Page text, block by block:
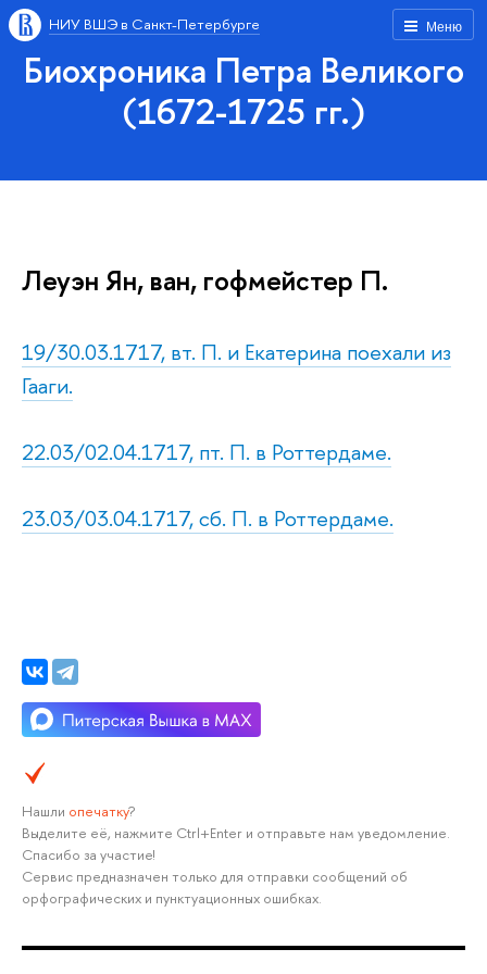
Меню
НИУ ВШЭ в Санкт-Петербурге
Биохроника Петра Великого
(1672-1725 гг.)
Леуэн Ян, ван, гофмейстер П.
19/30.03.1717, вт. П. и Екатерина поехали из
Гааги.
22.03/02.04.1717, пт. П. в Роттердаме.
23.03/03.04.1717, сб. П. в Роттердаме.
Нашли опечатку?
Выделите её, нажмите Ctrl+Enter и отправьте нам уведомление.
Спасибо за участие!
Сервис предназначен только для отправки сообщений об
орфографических и пунктуационных ошибках.